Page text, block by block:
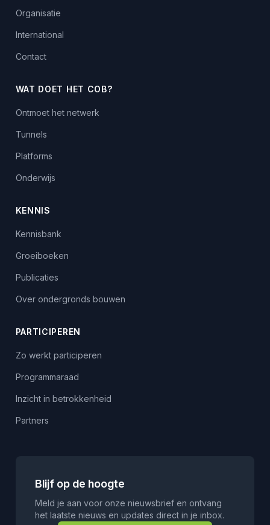
Organisatie
International
Contact
WAT DOET HET COB?
Ontmoet het netwerk
Tunnels
Platforms
Onderwijs
KENNIS
Kennisbank
Groeiboeken
Publicaties
Over ondergronds bouwen
PARTICIPEREN
Zo werkt participeren
Programmaraad
Inzicht in betrokkenheid
Partners
Blijf op de hoogte
Meld je aan voor onze nieuwsbrief en ontvang
het laatste nieuws en updates direct in je inbox.